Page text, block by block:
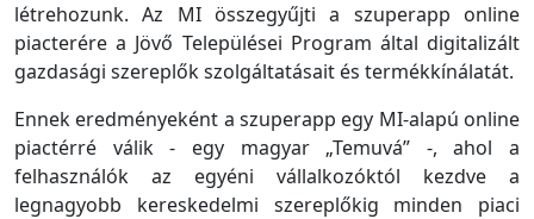
létrehozunk. Az MI összegyűjti a szuperapp online
piacterére a Jövő Települései Program által digitalizált
gazdasági szereplők szolgáltatásait és termékkínálatát.
Ennek eredményeként a szuperapp egy MI-alapú online
piactérré válik - egy magyar „Temuvá” -, ahol a
felhasználók az egyéni vállalkozóktól kezdve a
legnagyobb kereskedelmi szereplőkig minden piaci